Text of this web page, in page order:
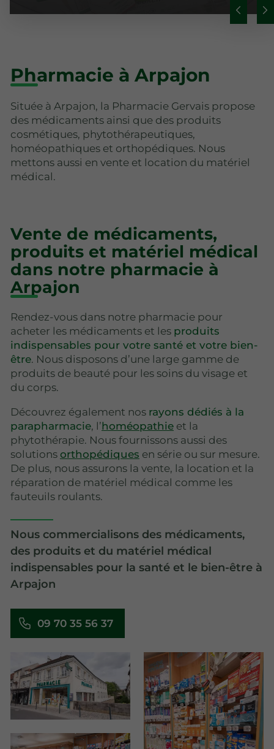
Pharmacie à Arpajon
Située à Arpajon, la Pharmacie Gervais propose
des médicaments ainsi que des produits
cosmétiques, phytothérapeutiques,
homéopathiques et orthopédiques. Nous
mettons aussi en vente et location du matériel
médical.
Vente de médicaments,
produits et matériel médical
dans notre pharmacie à
Arpajon
Rendez-vous dans notre pharmacie pour
acheter les médicaments et les produits
indispensables pour votre santé et votre bien-
être. Nous disposons d’une large gamme de
produits de beauté pour les soins du visage et
du corps.
Découvrez également nos rayons dédiés à la
parapharmacie, l’homéopathie et la
phytothérapie. Nous fournissons aussi des
solutions orthopédiques en série ou sur mesure.
De plus, nous assurons la vente, la location et la
réparation de matériel médical comme les
fauteuils roulants.
Nous commercialisons des médicaments,
des produits et du matériel médical
indispensables pour la santé et le bien-être à
Arpajon
09 70 35 56 37